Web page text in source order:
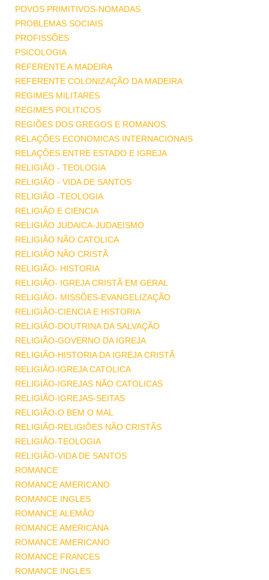
POVOS PRIMITIVOS-NOMADAS
PROBLEMAS SOCIAIS
PROFISSÕES
PSICOLOGIA
REFERENTE A MADEIRA
REFERENTE COLONIZAÇÃO DA MADEIRA
REGIMES MILITARES
REGIMES POLITICOS
REGIÕES DOS GREGOS E ROMANOS
RELAÇÕES ECONOMICAS INTERNACIONAIS
RELAÇÕES ENTRE ESTADO E IGREJA
RELIGIÃO - TEOLOGIA
RELIGIÃO - VIDA DE SANTOS
RELIGIÃO -TEOLOGIA
RELIGIÃO E CIENCIA
RELIGIÃO JUDAICA-JUDAEISMO
RELIGIÃO NÃO CATOLICA
RELIGIÃO NÃO CRISTÃ
RELIGIÃO- HISTORIA
RELIGIÃO- IGREJA CRISTÃ EM GERAL
RELIGIÃO- MISSÕES-EVANGELIZAÇÃO
RELIGIÃO-CIENCIA E HISTORIA
RELIGIÃO-DOUTRINA DA SALVAÇÃO
RELIGIÃO-GOVERNO DA IGREJA
RELIGIÃO-HISTORIA DA IGREJA CRISTÃ
RELIGIÃO-IGREJA CATOLICA
RELIGIÃO-IGREJAS NÃO CATOLICAS
RELIGIÃO-IGREJAS-SEITAS
RELIGIÃO-O BEM O MAL
RELIGIÃO-RELIGIÕES NÃO CRISTÃS
RELIGIÃO-TEOLOGIA
RELIGIÃO-VIDA DE SANTOS
ROMANCE
ROMANCE AMERICANO
ROMANCE INGLES
ROMANCE ALEMÃO
ROMANCE AMERICANA
ROMANCE AMERICANO
ROMANCE FRANCES
ROMANCE INGLES